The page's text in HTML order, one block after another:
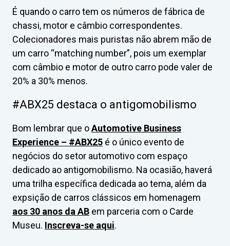
É quando o carro tem os números de fábrica de
chassi, motor e câmbio correspondentes.
Colecionadores mais puristas não abrem mão de
um carro “matching number”, pois um exemplar
com câmbio e motor de outro carro pode valer de
20% a 30% menos.
#ABX25 destaca o antigomobilismo
Bom lembrar que oAutomotive Business
Experience – #ABX25 é o único evento de
negócios do setor automotivo com espaço
dedicado ao antigomobilismo. Na ocasião, haverá
uma trilha específica dedicada ao tema, além da
expsição de carros clássicos em homenagem
aos 30 anos da AB em parceria com o Carde
Museu. Inscreva-se aqui.